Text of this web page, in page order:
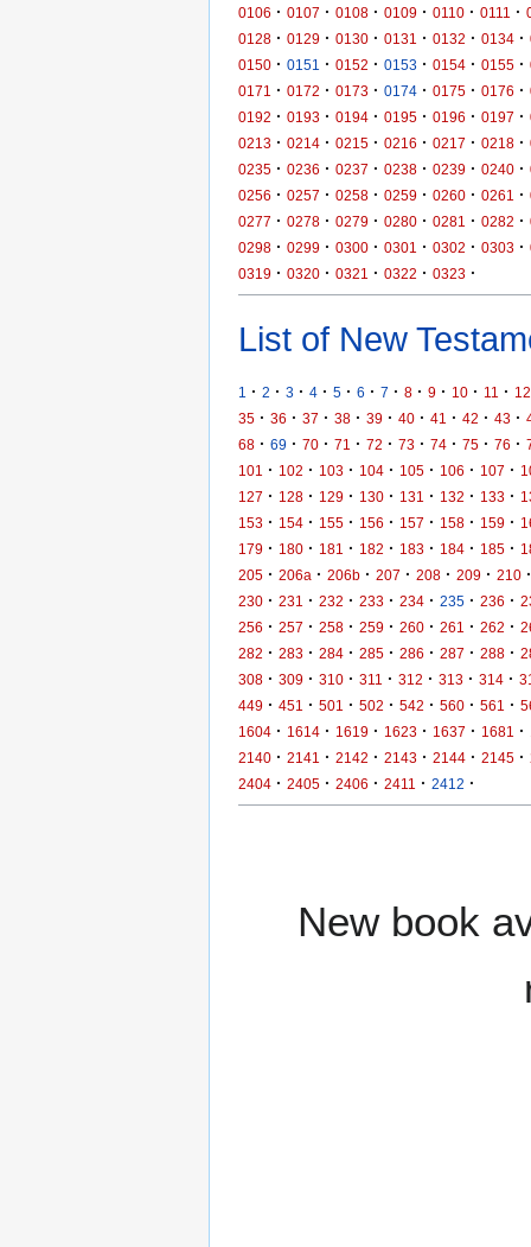
0106 · 0107 · 0108 · 0109 · 0110 · 0111 ·
0128 · 0129 · 0130 · 0131 · 0132 · 0134 ·
0150 · 0151 · 0152 · 0153 · 0154 · 0155 ·
0171
· 0172 · 0173 · 0174 · 0175 · 0176 ·
0192 · 0193 · 0194 · 0195 · 0196 · 0197 ·
0213 · 0214 · 0215 · 0216 · 0217 · 0218 ·
0235 · 0236 · 0237 · 0238 · 0239 · 0240 ·
0256 · 0257 · 0258 · 0259 · 0260 · 0261 ·
0277 · 0278 · 0279 · 0280 · 0281 · 0282 ·
0298 · 0299 · 0300 · 0301 · 0302 · 0303 ·
0319 · 0320 · 0321 · 0322 · 0323 ·
List of New
1 · 2 · 3 · 4 · 5 · 6 · 7 · 8 · 9 · 10 · 11 · 12
35 · 36 · 37 · 38 · 39 · 40 · 41 · 42 · 43 ·
68 · 69 · 70 · 71 · 72 · 73 · 74 · 75 · 76 ·
101
· 102 · 103 · 104 · 105 · 106 · 107 ·
127 · 128 · 129 · 130 · 131 · 132 · 133 ·
153 · 154 · 155 · 156 · 157 · 158 · 159 ·
179 · 180 · 181 · 182 · 183 · 184 · 185 ·
205 · 206a · 206b · 207 · 208 · 209 · 210 ·
230 · 231 · 232 · 233 · 234 · 235 · 236 ·
256 · 257 · 258 · 259 · 260 · 261 · 262 ·
282 · 283 · 284 · 285 · 286 · 287 · 288 ·
308 · 309 · 310 · 311 · 312 · 313 · 314 ·
449 · 451 · 501 · 502 · 542 · 560 · 561 ·
1604 · 1614 · 1619 · 1623 · 1637 · 1681 ·
2140 · 2141 · 2142 · 2143 · 2144 · 2145 ·
2404 · 2405 · 2406 · 2411 · 2412 ·
New book